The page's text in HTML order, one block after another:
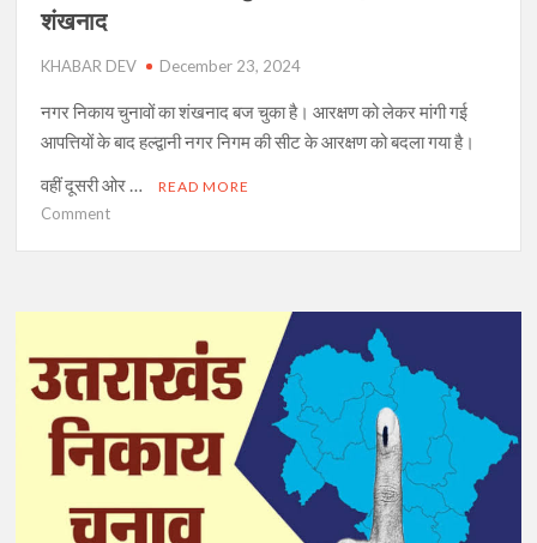
शंखनाद
KHABAR DEV December 23, 2024
नगर निकाय चुनावों का शंखनाद बज चुका है। आरक्षण को लेकर मांगी गई
आपत्तियों के बाद हल्द्वानी नगर निगम की सीट के आरक्षण को बदला गया है।
वहीं दूसरी ओर …
READ MORE
Commenton
आरक्षण
हुआ
बदलाव,
का
शंखनाद